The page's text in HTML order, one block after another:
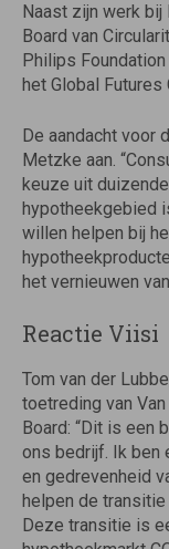
Naast zijn werk
Board van
Philips
het Global Futures
De aandacht voor
Metzke aan.
keuze uit
hypotheekgebied
willen helpen bij
het vernieuwen
Reactie Viisi
Tom van der
toetreding van
Board: “Dit is een
ons bedrijf. Ik ben
en gedrevenheid
helpen de
Deze transitie is